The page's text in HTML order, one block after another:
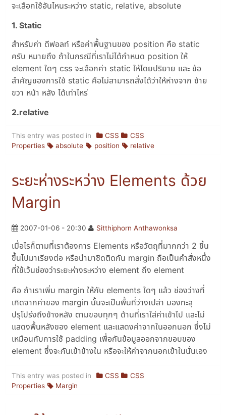
จะเลือกใช้อันไหนระหว่าง static, relative, absolute
1. Static
สำหรับค่า ดีฟอลท์ หรือค่าพื้นฐานของ position คือ static
ครับ หมายถึง ถ้าในกรณีที่เราไม่ได้กำหนด position ให้
element ใดๆ css จะเลือกค่า static ให้โดยปริยาย และ ข้อ
สำคัญของการใช้ static คือไม่สามารถสั่งได้ว่าให้ห่างจาก ซ้าย
ขวา หน้า หลัง ได้เท่าไหร่
2.relative
This entry was posted in CSS
CSS
Properties
absolute position relative
ระยะห่างระหว่าง Elements ด้วย
Margin
2007-01-06 - 20:30 Sitthiphorn Anthawonksa
เมื่อไรก็ตามที่เราต้องการ Elements หรือวัตถุที่มากกว่า 2 ชิ้น
ขึ้นไปมาเรียงต่อ หรือนำมาชิดติดกัน margin ถือเป็นคำสั่งหนึ่ง
ที่ใช้เว้นช่องว่าระยะห่างระหว่าง element ถึง element
คือ ถ้าเราเพิ่ม margin ให้กับ elements ใดๆ แล้ว ช่องว่างที่
เกิดจากค่าของ margin นั้นจะเป็นพื้นที่ว่างเปล่า มองทะลุ
ปรุโปร่งถึงข้างหลัง ตามขอบทุกๆ ด้านที่เราใส่ค่าเข้าไป และไม่
แสดงพื้นหลังของ element และแสดงค่าจากในออกนอก ซึ่งไม่
เหมือนกับการใช้ padding เพื่อกันข้อมูลออกจากขอบของ
element ซึ่งจะกันเข้าข้างใน หรือจะให้ค่าจากนอกเข้าในนั่นเอง
This entry was posted in CSS
CSS
Properties
Margin